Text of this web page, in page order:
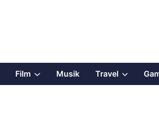
Film ShowMusik Travel Show